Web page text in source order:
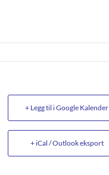
+ Legg til i Google Kalender
+ iCal / Outlook eksport